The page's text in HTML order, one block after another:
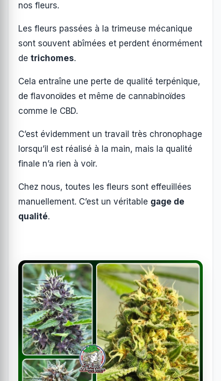
nos fleurs.
Les fleurs passées à la trimeuse mécanique
sont souvent abîmées et perdent énormément
de trichomes.
Cela entraîne une perte de qualité terpénique,
de flavonoïdes et même de cannabinoïdes
comme le CBD.
C’est évidemment un travail très chronophage
lorsqu’il est réalisé à la main, mais la qualité
finale n’a rien à voir.
Chez nous, toutes les fleurs sont effeuillées
manuellement. C’est un véritable gage de
qualité.